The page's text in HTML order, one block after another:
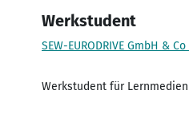
Werkstudent
SEW-EURODRIVE GmbH & Co
Werkstudent für Lernmedien